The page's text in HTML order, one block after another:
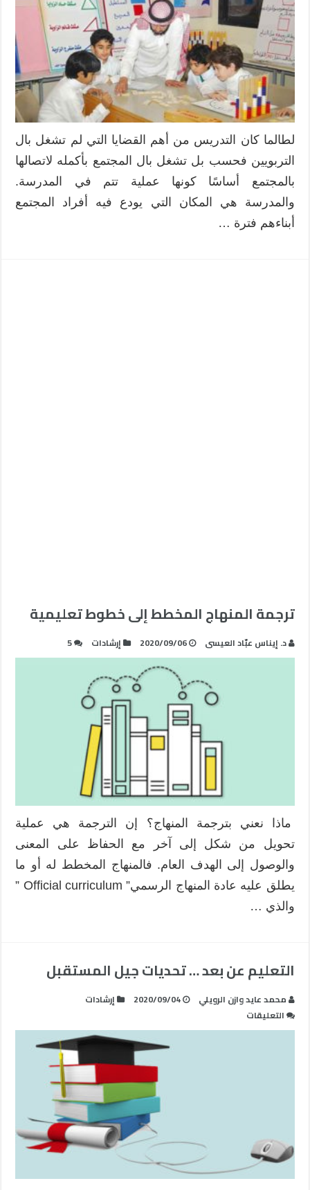
لطالما كان التدريس من أهم القضايا التي لم تشغل بال
التربويين فحسب بل تشغل بال المجتمع بأكمله لاتصالها
بالمجتمع أساسًا كونها عملية تتم في المدرسة.
والمدرسة هي المكان التي يودع فيه أفراد المجتمع
أبناءهم فترة …
ترجمة المنهاج المخطط إلى خطوط تعليمية
د. إيناس عبّاد العيسى 2020/09/06 إرشادات 5
ماذا نعني بترجمة المنهاج؟ إن الترجمة هي عملية
تحويل من شكل إلى آخر مع الحفاظ على المعنى
والوصول إلى الهدف العام. فالمنهاج المخطط له أو ما
يطلق عليه عادة المنهاج الرسمي” Official curriculum ”
والذي …
التعليم عن بعد … تحديات جيل المستقبل
محمد عايد وازن الرويلي 2020/09/04
إرشادات
التعليقات
التعليم